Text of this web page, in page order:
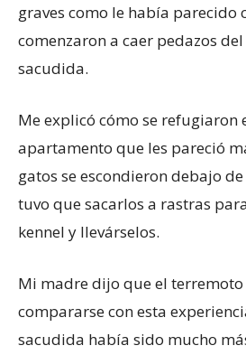
graves como le había parecido
comenzaron a caer pedazos
sacudida.
Me explicó cómo se refugiaron
apartamento que les pareció
gatos se escondieron debajo
tuvo que sacarlos a rastras
kennel y llevárselos.
Mi madre dijo que el
compararse con esta
sacudida había sido mucho